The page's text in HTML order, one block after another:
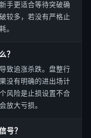
手更适合等待突破确
较多，若没有严格止
。
？
致追涨杀跌。盘整行
没有明确的进出场计
风险是止损设置不合
放大亏损。
号？